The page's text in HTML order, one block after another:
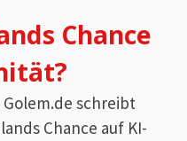
Chance
Golem.de schreibt
Chance auf KI-